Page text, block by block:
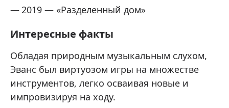
2019 — «Разделенный дом»
Интересные факты
Обладая природным музыкальным слухом,
Эванс был виртуозом игры на множестве
инструментов, легко осваивая новые и
импровизируя на ходу.